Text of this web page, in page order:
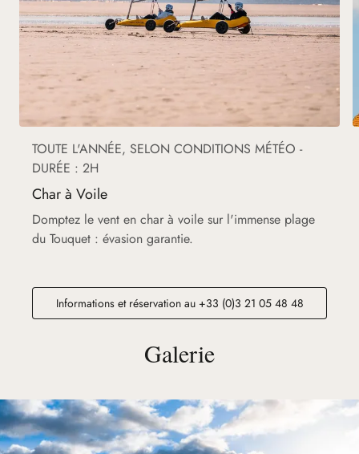
TOUTE L'ANNÉE, SELON CONDITIONS MÉTÉO -
DURÉE : 2H
Char à Voile
Domptez le vent en char à voile sur l'immense plage
du Touquet : évasion garantie.
Informations et réservation au +33 (0)3 21 05 48 48
Galerie